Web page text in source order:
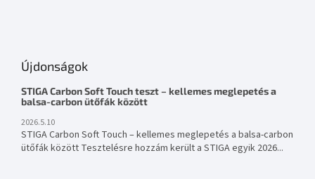
Újdonságok
STIGA Carbon Soft Touch teszt – kellemes meglepetés a
balsa-carbon ütőfák között
2026.5.10
STIGA Carbon Soft Touch – kellemes meglepetés a balsa-carbon
ütőfák között Tesztelésre hozzám került a STIGA egyik 2026...